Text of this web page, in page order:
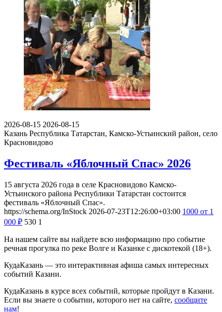
2026-08-15 2026-08-15
Казань Республика Татарстан, Камско-Устьинский район, село
Красновидово
Фестиваль «Яблочный Спас» 2026
15 августа 2026 года в селе Красновидово Камско-
Устьинского района Республики Татарстан состоится
фестиваль «Яблочный Спас».
https://schema.org/InStock 2026-07-23T12:26:00+03:00 1000 от 1
000 ₽ 530 1
На нашем сайте вы найдете всю информацию про событие
речная прогулка по реке Волге и Казанке с дискотекой (18+).
КудаКазань — это интерактивная афиша самых интересных
событий Казани.
КудаКазань в курсе всех событий, которые пройдут в Казани.
Если вы знаете о событии, которого нет на сайте, сообщите
нам!